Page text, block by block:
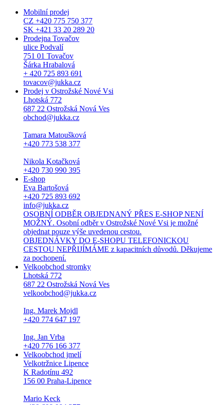
Mobilní prodej
CZ +420 775 750 377
SK +421 33 20 289 20
Prodejna Tovačov
ulice Podvalí
751 01 Tovačov
Šárka Hrabalová
+ 420 725 893 691
tovacov@jukka.cz
Prodej v Ostrožské Nové Vsi
Lhotská 772
687 22 Ostrožská Nová Ves
obchod@jukka.cz
Tamara Matoušková
+420 773 538 377
Nikola Kotačková
+420 730 990 395
E-shop
Eva Bartošová
+420 725 893 692
info@jukka.cz
OSOBNÍ ODBĚR OBJEDNANÝ PŘES E-SHOP NENÍ
MOŽNÝ. Osobní odběr v Ostrožské Nové Vsi je možné
objednat pouze výše uvedenou cestou.
OBJEDNÁVKY DO E-SHOPU TELEFONICKOU
CESTOU NEPŘIJÍMÁME z kapacitních důvodů. Děkujeme
za pochopení.
Velkoobchod stromky
Lhotská 772
687 22 Ostrožská Nová Ves
velkoobchod@jukka.cz
Ing. Marek Mojdl
+420 774 647 197
Ing. Jan Vrba
+420 776 166 377
Velkoobchod jmelí
Velkotržnice Lipence
K Radotínu 492
156 00 Praha-Lipence
Mario Keck